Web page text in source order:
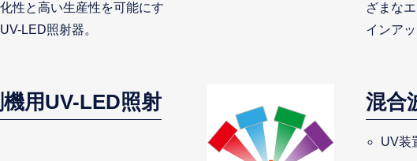
性と高い生産性を可能にす
LED照射器。
ざまな
インアッ
用UV-LED照射
混合
UV装